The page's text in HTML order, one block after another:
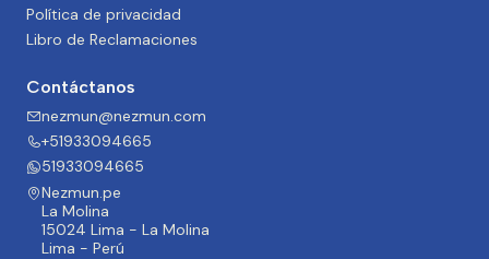
Política de privacidad
Libro de Reclamaciones
Contáctanos
nezmun@nezmun.com
+51933094665
51933094665
Nezmun.pe
La Molina
15024 Lima - La Molina
Lima - Perú